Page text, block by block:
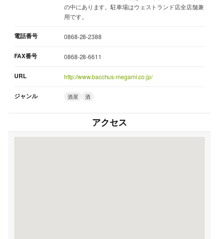
の中にあります。駐車場はウェストランド店全店舗兼
用です。
電話番号 0868-28-2388
FAX番号 0868-28-6611
URL http://www.bacchus-megami.co.jp/
ジャンル 酒屋 酒
アクセス